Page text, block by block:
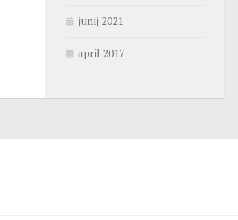
junij 2021
april 2017